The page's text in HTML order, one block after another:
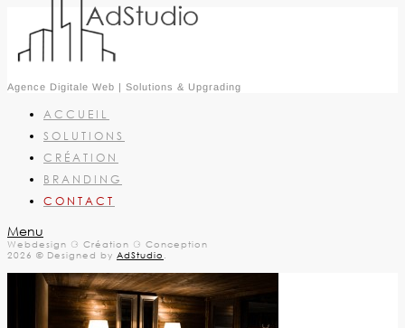
Agence Digitale Web | Solutions & Upgrading
ACCUEIL
SOLUTIONS
CRÉATION
BRANDING
CONTACT
Menu
Webdesign ⚆ Création ⚆ Conception
2026 © Designed by AdStudio